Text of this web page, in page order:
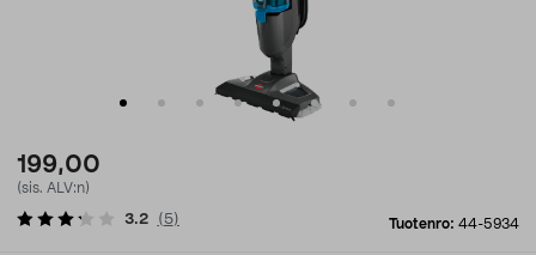
199,00
(sis. ALV:n)
Tuotenro: 44-5934
3.2 ( 5)